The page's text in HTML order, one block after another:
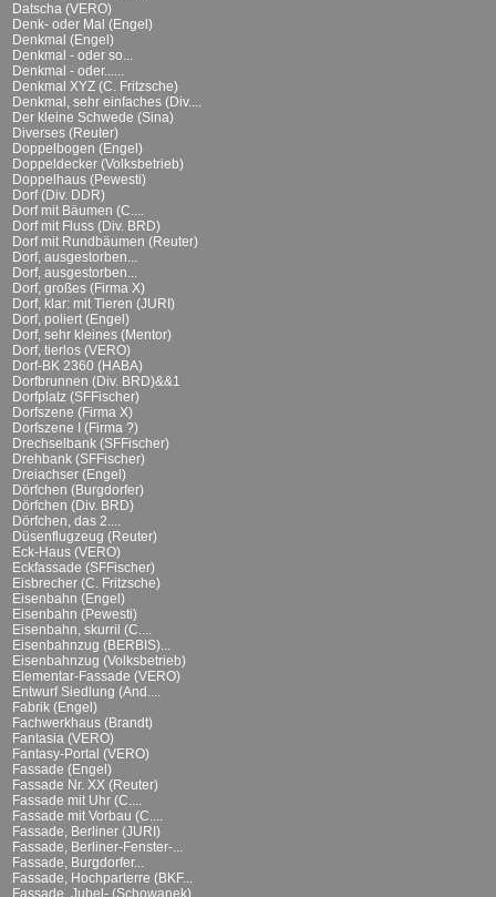
Datscha (VERO)
Denk- oder Mal (Engel)
Denkmal (Engel)
Denkmal - oder so...
Denkmal - oder......
Denkmal XYZ (C. Fritzsche)
Denkmal, sehr einfaches (Div....
Der kleine Schwede (Sina)
Diverses (Reuter)
Doppelbogen (Engel)
Doppeldecker (Volksbetrieb)
Doppelhaus (Pewesti)
Dorf (Div. DDR)
Dorf mit Bäumen (C....
Dorf mit Fluss (Div. BRD)
Dorf mit Rundbäumen (Reuter)
Dorf, ausgestorben...
Dorf, ausgestorben...
Dorf, großes (Firma X)
Dorf, klar: mit Tieren (JURI)
Dorf, poliert (Engel)
Dorf, sehr kleines (Mentor)
Dorf, tierlos (VERO)
Dorf-BK 2360 (HABA)
Dorfbrunnen (Div. BRD)&&1
Dorfplatz (SFFischer)
Dorfszene (Firma X)
Dorfszene I (Firma ?)
Drechselbank (SFFischer)
Drehbank (SFFischer)
Dreiachser (Engel)
Dörfchen (Burgdorfer)
Dörfchen (Div. BRD)
Dörfchen, das 2....
Düsenflugzeug (Reuter)
Eck-Haus (VERO)
Eckfassade (SFFischer)
Eisbrecher (C. Fritzsche)
Eisenbahn (Engel)
Eisenbahn (Pewesti)
Eisenbahn, skurril (C....
Eisenbahnzug (BERBIS)...
Eisenbahnzug (Volksbetrieb)
Elementar-Fassade (VERO)
Entwurf Siedlung (And....
Fabrik (Engel)
Fachwerkhaus (Brandt)
Fantasia (VERO)
Fantasy-Portal (VERO)
Fassade (Engel)
Fassade Nr. XX (Reuter)
Fassade mit Uhr (C....
Fassade mit Vorbau (C....
Fassade, Berliner (JURI)
Fassade, Berliner-Fenster-...
Fassade, Burgdorfer...
Fassade, Hochparterre (BKF...
Fassade, Jubel- (Schowanek)